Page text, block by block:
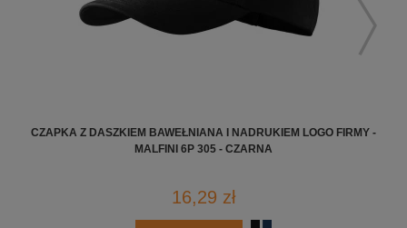
CZAPKA Z DASZKIEM BAWEŁNIANA I NADRUKIEM LOGO FIRMY -
MALFINI 6P 305 - CZARNA
16,29 zł